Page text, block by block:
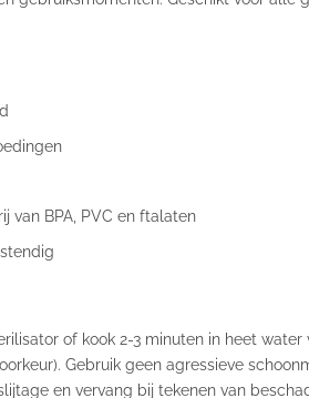
van BPA, PVC en ftalaten
of kook 2-3 minuten in heet
Gebruik geen agressieve
en vervang bij tekenen van